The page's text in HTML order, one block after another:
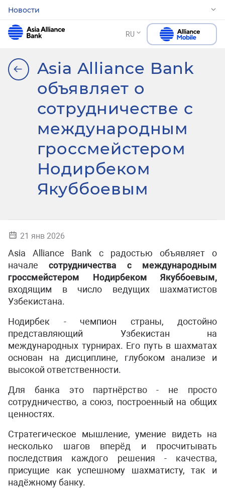
Новости
RU
Asia Alliance Bank
объявляет о
сотрудничестве с
международным
гроссмейстером
Нодирбеком
Якуббоевым
21 янв 2026
Asia Alliance Bank с радостью объявляет о
начале сотрудничества с международным
гроссмейстером Нодирбеком Якуббоевым,
входящим в число ведущих шахматистов
Узбекистана.
Нодирбек - чемпион страны, достойно
представляющий Узбекистан на
международных турнирах. Его путь в шахматах
основан на дисциплине, глубоком анализе и
высокой ответственности.
Для банка это партнёрство - не просто
сотрудничество, а союз, построенный на общих
ценностях.
Стратегическое мышление, умение видеть на
несколько шагов вперёд и просчитывать
последствия каждого решения - качества,
присущие как успешному шахматисту, так и
надёжному банку.